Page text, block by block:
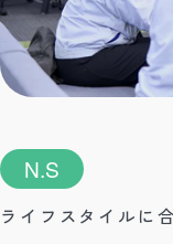
N.S
ライフスタイルに